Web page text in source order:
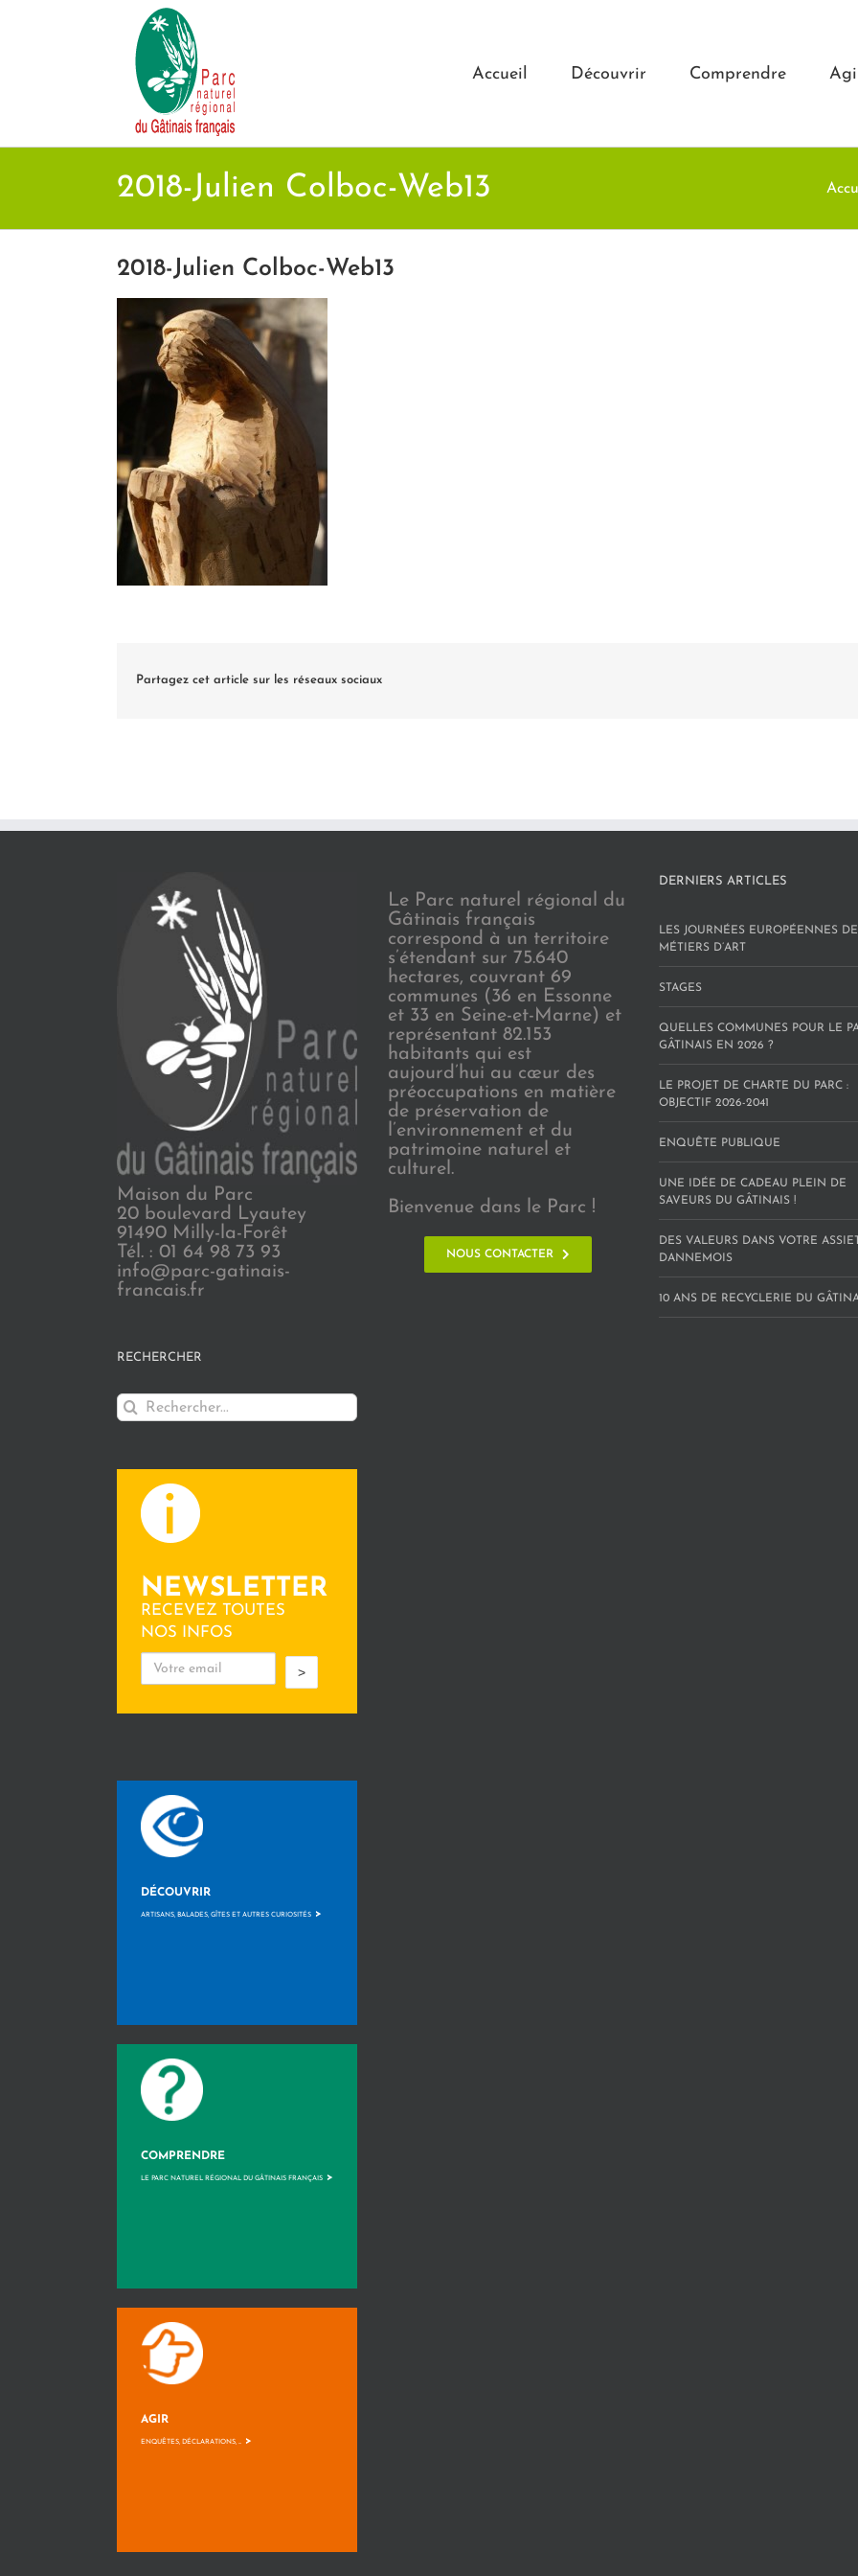
Accueil Découvrir Comprendre
2018-Julien Colboc-Web13
2018-Julien Colboc-Web13
Partagez cet article sur les réseaux sociaux
Maison du Parc
20 boulevard Lyautey
91490 Milly-la-Forêt
Tél. : 01 64 98 73 93
info@parc-gatinais-
francais.fr
RECHERCHER
Rechercher:
NEWSLETTER
RECEVEZ TOUTES
NOS INFOS
>
DÉCOUVRIR
ARTISANS, BALADES, GÎTES ET AUTRES CURIOSITÉS >
COMPRENDRE
LE PARC NATUREL RÉGIONAL DU GÂTINAIS FRANÇAIS >
AGIR
ENQUÊTES, DÉCLARATIONS, ... >
Le Parc naturel régional du
Gâtinais français
correspond à un territoire
s’étendant sur 75.640
hectares, couvrant 69
communes (36 en Essonne
et 33 en Seine-et-Marne) et
représentant 82.153
habitants qui est
aujourd’hui au cœur des
préoccupations en matière
de préservation de
l’environnement et du
patrimoine naturel et
culturel.
Bienvenue dans le Parc !
NOUS CONTACTER
DERNIERS ARTICLES
LES JOURNÉES EUROPÉENNES
MÉTIERS D’ART
STAGES
QUELLES COMMUNES POUR LE
GÂTINAIS EN 2026 ?
LE PROJET DE CHARTE DU PARC :
OBJECTIF 2026-2041
ENQUÊTE PUBLIQUE
UNE IDÉE DE CADEAU PLEIN DE
SAVEURS DU GÂTINAIS !
DES VALEURS DANS VOTRE
DANNEMOIS
10 ANS DE RECYCLERIE DU